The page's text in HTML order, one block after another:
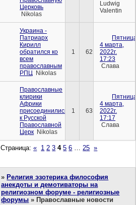
Церковь
Nikolas
Ludwig
Valentin
Украина -
Патриарх
Кирилл
обратился ко
всем
православным
РПЦ Nikolas
1 62
4 марта,
2022г.
17:23
Слава
Православные
клирики
Африки
присоединились
к Русской
Православной
Церк Nikolas
1 63
4 марта,
2022г.
17:17
Слава
Страница:« 1 2 3 4 5 6 … 25 »
»Религия эзотерика философия
анекдоты и демотиваторы на
религиозном форуме - религиозные
форумы »Православные новости